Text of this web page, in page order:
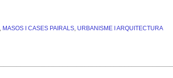
MASOS I CASES PAIRALS URBANISME I ARQUITECTURA